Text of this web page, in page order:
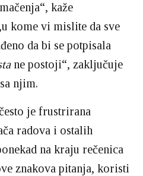
kaže
kome vi mislite da sve
da bi se potpisala
ne postoji“, zaključuje
njim.
je frustrirana
radova i ostalih
na kraju rečenica
znakova pitanja, koristi